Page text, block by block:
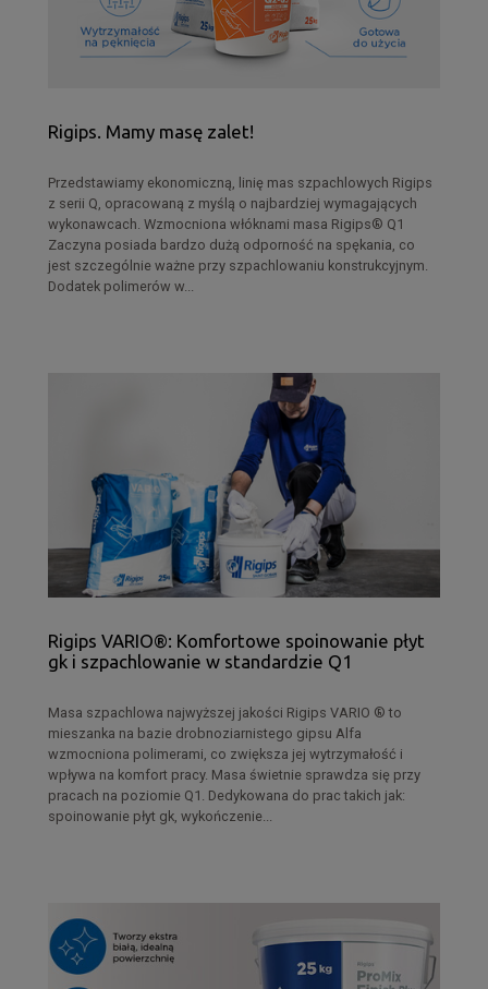
Rigips. Mamy masę zalet!
Przedstawiamy ekonomiczną, linię mas szpachlowych Rigips
z serii Q, opracowaną z myślą o najbardziej wymagających
wykonawcach. Wzmocniona włóknami masa Rigips® Q1
Zaczyna posiada bardzo dużą odporność na spękania, co
jest szczególnie ważne przy szpachlowaniu konstrukcyjnym.
Dodatek polimerów w...
Rigips VARIO®: Komfortowe spoinowanie płyt
gk i szpachlowanie w standardzie Q1
Masa szpachlowa najwyższej jakości Rigips VARIO ® to
mieszanka na bazie drobnoziarnistego gipsu Alfa
wzmocniona polimerami, co zwiększa jej wytrzymałość i
wpływa na komfort pracy. Masa świetnie sprawdza się przy
pracach na poziomie Q1. Dedykowana do prac takich jak:
spoinowanie płyt gk, wykończenie...